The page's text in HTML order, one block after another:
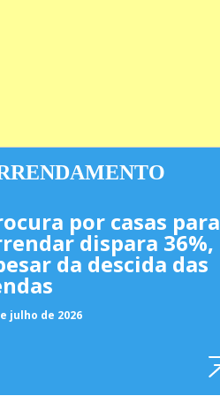
por casas para
dispara 36%,
da descida das
julho de 2026